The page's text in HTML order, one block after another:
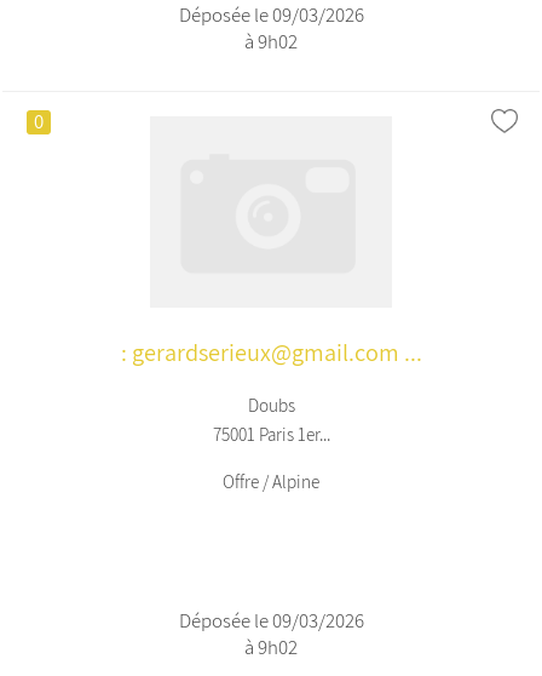
Déposée le 09/03/2026
à 9h02
0
: gerardserieux@gmail.com ...
Doubs
75001 Paris 1er...
Offre / Alpine
Déposée le 09/03/2026
à 9h02